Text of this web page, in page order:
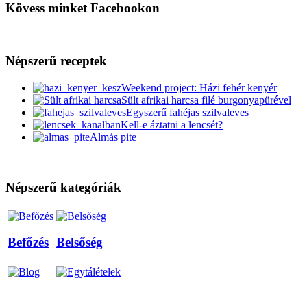
Kövess minket Facebookon
Népszerű receptek
Weekend project: Házi fehér kenyér
Sült afrikai harcsa filé burgonyapürével
Egyszerű fahéjas szilvaleves
Kell-e áztatni a lencsét?
Almás pite
Népszerű kategóriák
Befőzés Belsőség